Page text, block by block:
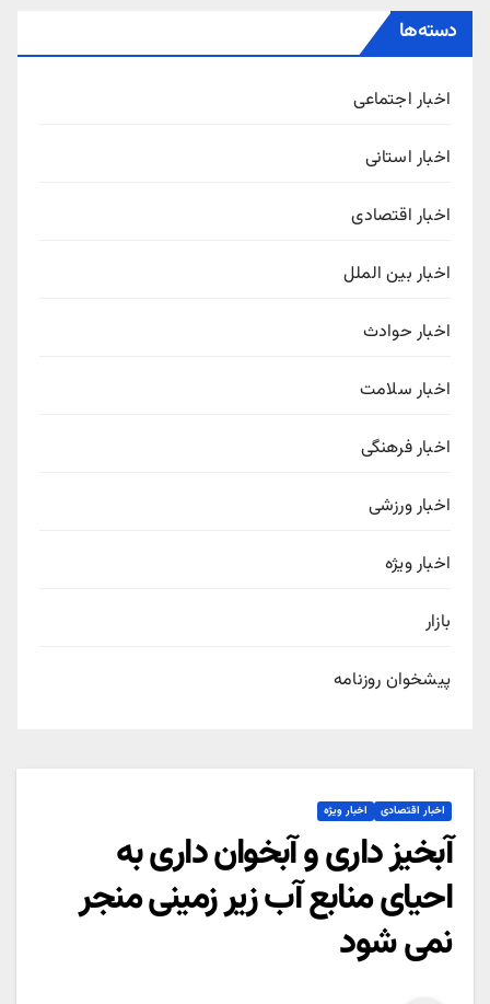
دسته‌ها
اخبار اجتماعی
اخبار استانی
اخبار اقتصادی
اخبار بین الملل
اخبار حوادث
اخبار سلامت
اخبار فرهنگی
اخبار ورزشی
اخبار ویژه
بازار
پیشخوان روزنامه
اخبار اقتصادی اخبار ویژه
آبخیز داری و آبخوان داری به
احیای منابع آب زیر زمینی منجر
نمی شود